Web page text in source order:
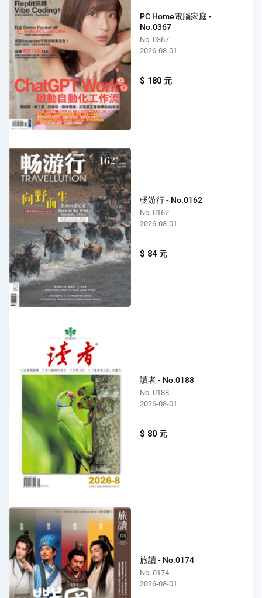
PC Home電腦家庭 -
No.0367
No. 0367
2026-08-01
$ 180 元
畅游行 - No.0162
No. 0162
2026-08-01
$ 84 元
讀者 - No.0188
No. 0188
2026-08-01
$ 80 元
旅讀 - No.0174
No. 0174
2026-08-01